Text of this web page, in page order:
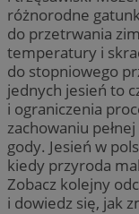
różnorodne
do przetrwania
temperatury i
do stopniowego
jednych jesień to
i ograniczenia
zachowaniu
gody. Jesień w
kiedy przyroda
Zobacz kolejny
i dowiedz się, jak